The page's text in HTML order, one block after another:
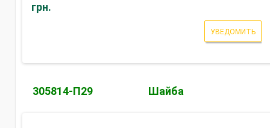
грн.
УВЕДОМИТЬ
305814-П29 Шайба